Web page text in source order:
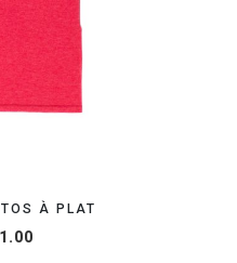
À PLAT